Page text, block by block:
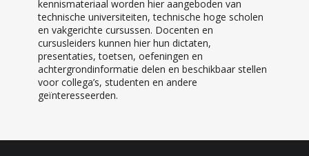
kennismateriaal worden hier aangeboden van
technische universiteiten, technische hoge scholen
en vakgerichte cursussen. Docenten en
cursusleiders kunnen hier hun dictaten,
presentaties, toetsen, oefeningen en
achtergrondinformatie delen en beschikbaar stellen
voor collega’s, studenten en andere
geïnteresseerden.